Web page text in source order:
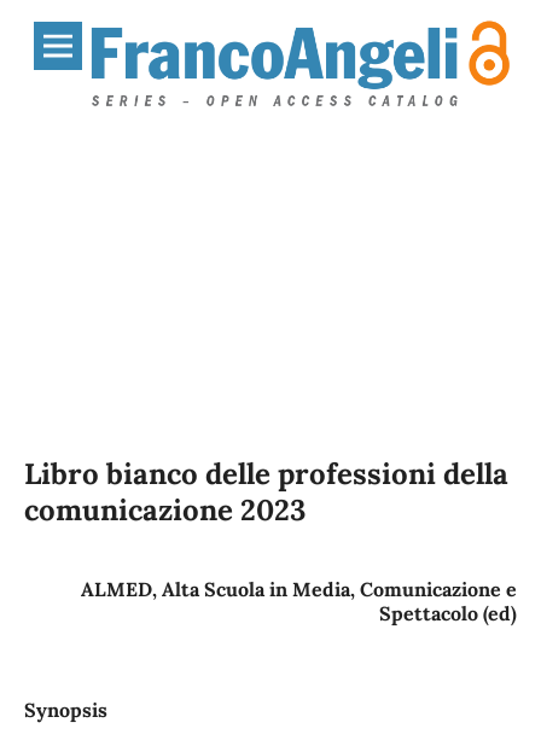
Libro bianco delle professioni della
comunicazione 2023
ALMED, Alta Scuola in Media, Comunicazione e
Spettacolo (ed)
Synopsis